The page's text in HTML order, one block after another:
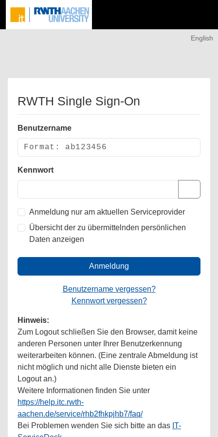
English
RWTH Single Sign-On
Benutzername
Kennwort
Anmeldung nur am aktuellen Serviceprovider
Übersicht der zu übermittelnden persönlichen
Daten anzeigen
Anmeldung
Benutzername vergessen?
Kennwort vergessen?
Hinweis:
Zum Logout schließen Sie den Browser, damit keine
anderen Personen unter Ihrer Benutzerkennung
weiterarbeiten können. (Eine zentrale Abmeldung ist
nicht möglich und nicht alle Dienste bieten ein
Logout an.)
Weitere Informationen finden Sie unter
https://help.itc.rwth-
aachen.de/service/rhb2fhkpjhb7/faq/
Bei Problemen wenden Sie sich bitte an das IT-